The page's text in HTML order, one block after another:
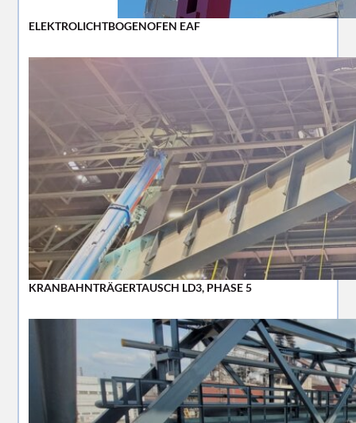
ELEKTROLICHTBOGENOFEN EAF
KRANBAHNTRÄGERTAUSCH LD3, PHASE 5